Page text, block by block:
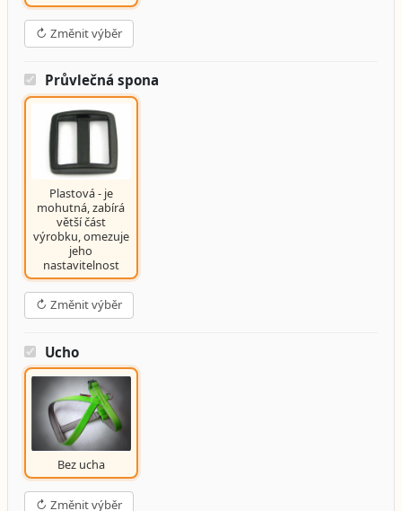
↻ Změnit výběr
Průvlečná spona
Plastová - je
mohutná, zabírá
větší část
výrobku, omezuje
jeho
nastavitelnost
↻ Změnit výběr
Ucho
Bez ucha
↻ Změnit výběr